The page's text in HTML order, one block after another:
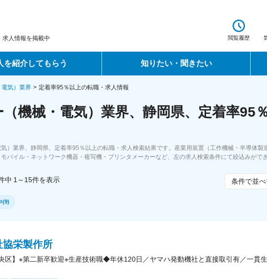
求人情報を掲載中 閲覧履歴
を紹介してもらう
サービス
ビス
ージェントサービス
知りたい・聞きたい
転職ノウハウ
データで見る転職
転職Q&A
電気）業界 定着率95％以上の転職・求人情報
（機械・電気）業界、静岡県、定着率95
）業界、静岡県、定着率95％以上の転職・求人検索結果です。産業用装置（工作機械・半導体
バイル・ネットワーク機器・複写機・プリンタメーカーなど、左の求人検索条件にて絞込みができ
中 1～15件を表示 条件で並べ
(9)
協栄製作所
区】※第二新卒歓迎※生産技術職◆年休120日／ヤマハ発動機社と直接取引有／一貫